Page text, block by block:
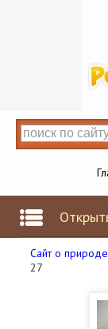
Сайт о природе
27